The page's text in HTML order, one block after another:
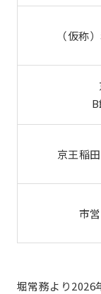
（仮称
京王稲
市
堀常務より2026